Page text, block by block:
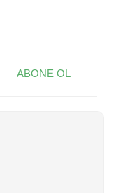
ABONE OL